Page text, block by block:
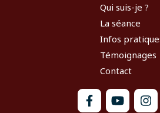
Qui suis-je ?
La séance
Infos
Témoignages
Contact